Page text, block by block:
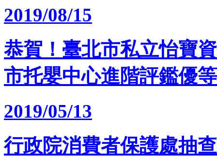
2019/08/15
恭賀！臺北市私立怡寶
市托嬰中心進階評鑑優等
2019/05/13
行政院消費者保護處抽